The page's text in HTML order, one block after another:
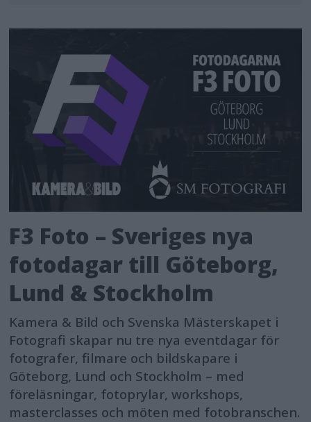
F3 Foto – Sveriges nya
fotodagar till Göteborg,
Lund & Stockholm
Kamera & Bild och Svenska Mästerskapet i
Fotografi skapar nu tre nya eventdagar för
fotografer, filmare och bildskapare i
Göteborg, Lund och Stockholm – med
föreläsningar, fotoprylar, workshops,
masterclasses och möten med fotobranschen.